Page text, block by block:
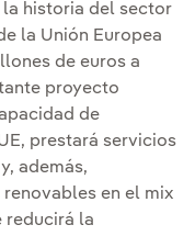
historia del sector
la Unión Europea
de euros a
proyecto
de
prestará servicios
además,
en el mix
reducirá la